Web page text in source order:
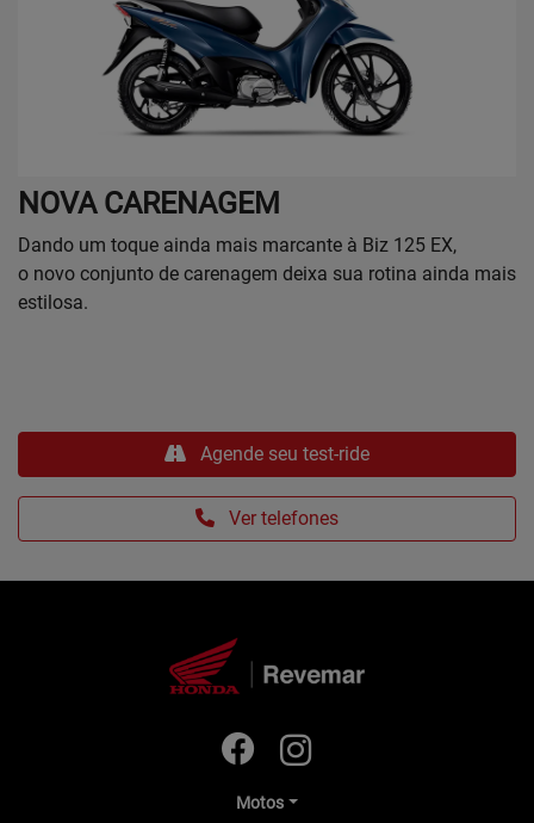
NOVA CARENAGEM
Dando um toque ainda mais marcante à Biz 125 EX,
o novo conjunto de carenagem deixa sua rotina ainda mais
estilosa.
Ver telefones
Agende seu test-ride
Motos